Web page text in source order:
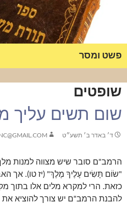
פשט ומסר
שופטים
שום תשים עליך
ד׳ באדר ב׳ תשע״ט
הרמב"ם סובר שיש מצווה למנות
"שׂוֹם תָּשִׂים עָלֶיךָ מֶלֶךְ" (יז טו). אך
כזאת. הרי למקרא מלים אלו בתוך
להבנת הרמב"ם יש צורך להוציא את